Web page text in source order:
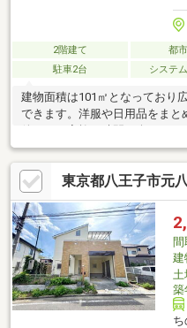
2階建て 都
駐車2台
システ
建物面積は101㎡となっており
できます。洋服や日用品をまと
す。バイク置き場があるので
輪場が利用できるので、自転
らの中古戸建て物件は、子育て
IHを使ったキッチンで、料理後
東京都八王子市元
間
建
築